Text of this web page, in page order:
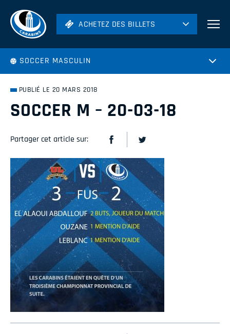
ACHETEZ DES BILLETS
Hockey
ACHETEZ DES BILLETS
SOCCER MASCULIN
PUBLIÉ LE 20 MARS 2018
SOCCER M – 20-03-18
Partager cet article sur: